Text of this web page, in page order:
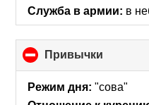
Служба в армии: в
Привычки
to
collapse
Режим дня: "сова"